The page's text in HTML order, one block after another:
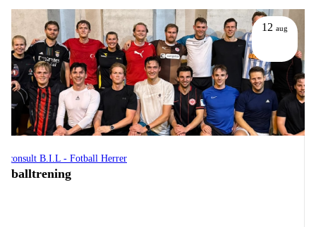
B.I.L - Fotball Herrer
12 aug